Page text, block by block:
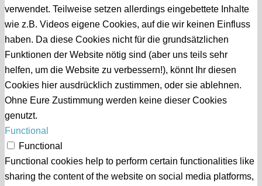
verwendet. Teilweise setzen allerdings eingebettete Inhalte
wie z.B. Videos eigene Cookies, auf die wir keinen Einfluss
haben. Da diese Cookies nicht für die grundsätzlichen
Funktionen der Website nötig sind (aber uns teils sehr
helfen, um die Website zu verbessern!), könnt Ihr diesen
Cookies hier ausdrücklich zustimmen, oder sie ablehnen.
Ohne Eure Zustimmung werden keine dieser Cookies
genutzt.
Functional
Functional
Functional cookies help to perform certain functionalities like
sharing the content of the website on social media platforms,